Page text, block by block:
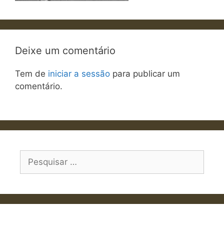
Deixe um comentário
Tem de iniciar a sessão para publicar um
comentário.
Pesquisar